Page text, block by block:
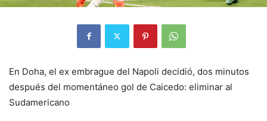
En Doha, el ex embrague del Napoli decidió, dos minutos
después del momentáneo gol de Caicedo: eliminar al
Sudamericano